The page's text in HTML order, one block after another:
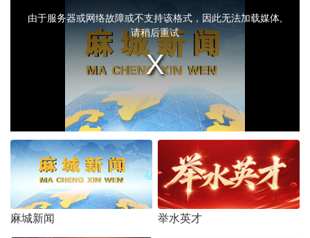
modal由于服务器或网络故障或不支持该格式，因此无法加载媒体,
请稍后重试
麻城新闻 举水英才